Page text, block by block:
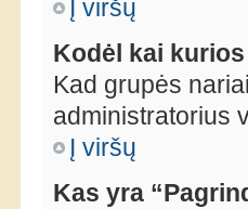
Į viršų
Kodėl kai
Kad grupės
administratorius
Į viršų
Kas yra